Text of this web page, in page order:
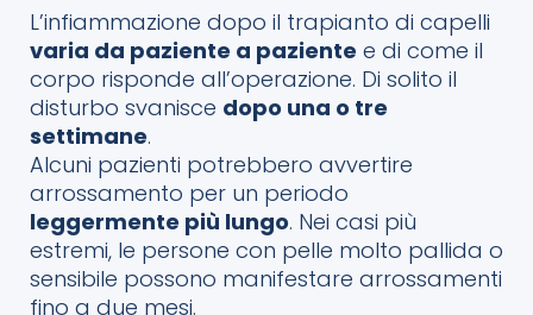
L’infiammazione dopo il trapianto di capelli
varia da paziente a paziente e di come il
corpo risponde all’operazione. Di solito il
disturbo svanisce dopo una o tre
settimane.
Alcuni pazienti potrebbero avvertire
arrossamento per un periodo
leggermente più lungo. Nei casi più
estremi, le persone con pelle molto pallida o
sensibile possono manifestare arrossamenti
fino a due mesi.